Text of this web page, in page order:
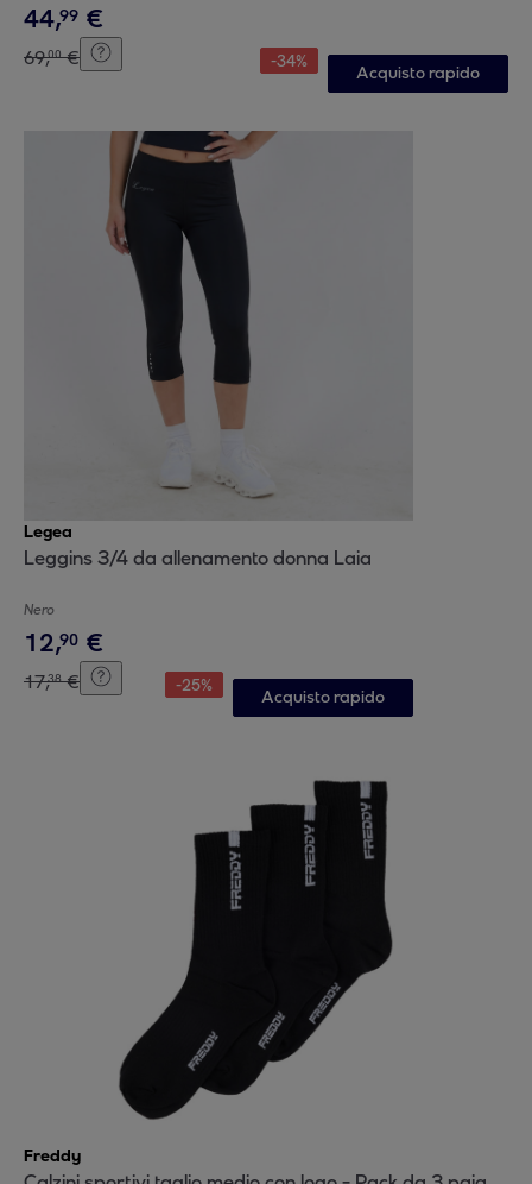
44,99 €
69,00 € -34%
Acquisto rapido
Legea
Leggins 3/4 da allenamento donna Laia
Nero
12,90 €
17,38 € -25%
Acquisto rapido
Freddy